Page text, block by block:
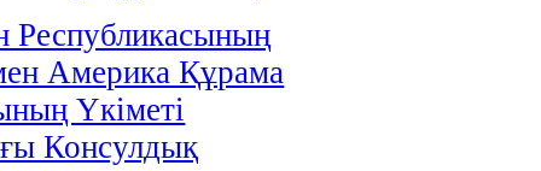
Республикасының
Америка Құрама
Үкіметі
Консулдық